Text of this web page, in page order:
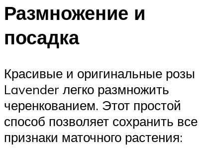
Размножение и
посадка
Красивые и оригинальные розы
Lavender легко размножить
черенкованием. Этот простой
способ позволяет сохранить все
признаки маточного растения: